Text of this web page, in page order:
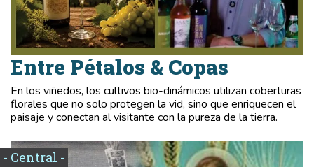
Entre Pétalos & Copas
En los viñedos, los cultivos bio-dinámicos utilizan coberturas
florales que no solo protegen la vid, sino que enriquecen el
paisaje y conectan al visitante con la pureza de la tierra.
- Central -